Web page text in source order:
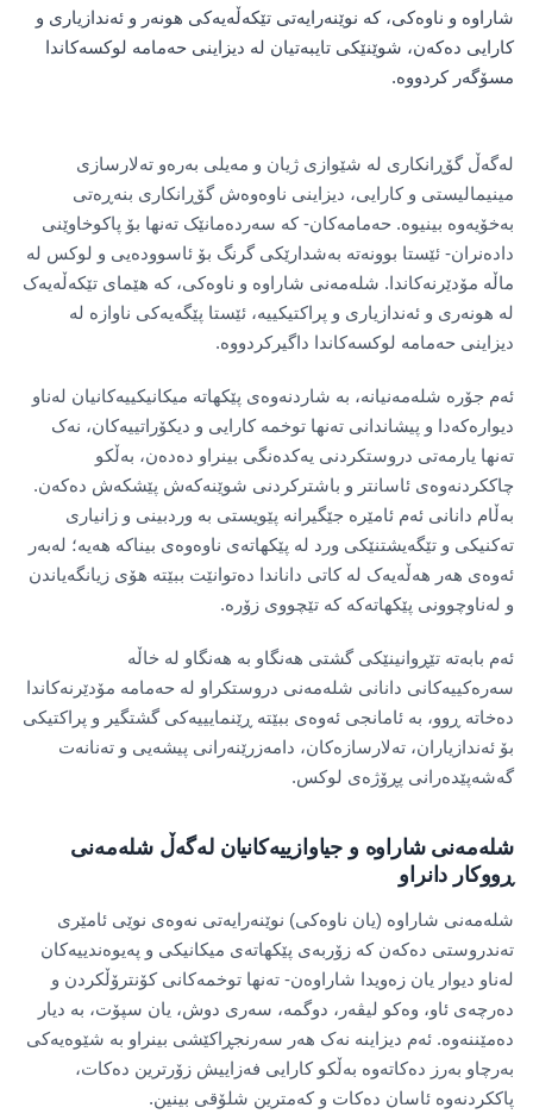
شاراوە و ناوەکی، کە نوێنەرایەتی تێکەڵەیەکی هونەر و ئەندازیاری و
کارایی دەکەن، شوێنێکی تایبەتیان لە دیزاینی حەمامە لوکسەکاندا
مسۆگەر کردووە.
لەگەڵ گۆڕانکاری لە شێوازی ژیان و مەیلی بەرەو تەلارسازی
مینیمالیستی و کارایی، دیزاینی ناوەوەش گۆڕانکاری بنەڕەتی
بەخۆیەوە بینیوە. حەمامەکان- کە سەردەمانێک تەنها بۆ پاکوخاوێنی
دادەنران- ئێستا بوونەتە بەشدارێکی گرنگ بۆ ئاسوودەیی و لوکس لە
ماڵە مۆدێرنەکاندا. شلەمەنی شاراوە و ناوەکی، کە هێمای تێکەڵەیەک
لە هونەری و ئەندازیاری و پراکتیکییە، ئێستا پێگەیەکی ناوازە لە
دیزاینی حەمامە لوکسەکاندا داگیرکردووە.
ئەم جۆرە شلەمەنیانە، بە شاردنەوەی پێکهاتە میکانیکییەکانیان لەناو
دیوارەکەدا و پیشاندانی تەنها توخمە کارایی و دیکۆراتییەکان، نەک
تەنها یارمەتی دروستکردنی یەکدەنگی بینراو دەدەن، بەڵکو
چاککردنەوەی ئاسانتر و باشترکردنی شوێنەکەش پێشکەش دەکەن.
بەڵام دانانی ئەم ئامێرە جێگیرانە پێویستی بە وردبینی و زانیاری
تەکنیکی و تێگەیشتنێکی ورد لە پێکهاتەی ناوەوەی بیناکە هەیە؛ لەبەر
ئەوەی هەر هەڵەیەک لە کاتی داناندا دەتوانێت ببێتە هۆی زیانگەیاندن
و لەناوچوونی پێکهاتەکە کە تێچووی زۆرە.
ئەم بابەتە تێڕوانینێکی گشتی هەنگاو بە هەنگاو لە خاڵە
سەرەکییەکانی دانانی شلەمەنی دروستکراو لە حەمامە مۆدێرنەکاندا
دەخاتە ڕوو، بە ئامانجی ئەوەی ببێتە ڕێنمایییەکی گشتگیر و پراکتیکی
بۆ ئەندازیاران، تەلارسازەکان، دامەزرێنەرانی پیشەیی و تەنانەت
گەشەپێدەرانی پڕۆژەی لوکس.
شلەمەنی شاراوە و جیاوازییەکانیان لەگەڵ شلەمەنی
ڕووکار دانراو
شلەمەنی شاراوە (یان ناوەکی) نوێنەرایەتی نەوەی نوێی ئامێری
تەندروستی دەکەن کە زۆربەی پێکهاتەی میکانیکی و پەیوەندییەکان
لەناو دیوار یان زەویدا شاراوەن- تەنها توخمەکانی کۆنترۆڵکردن و
دەرچەی ئاو، وەکو لیڤەر، دوگمە، سەری دوش، یان سپۆت، بە دیار
دەمێننەوە. ئەم دیزاینە نەک هەر سەرنجڕاکێشی بینراو بە شێوەیەکی
بەرچاو بەرز دەکاتەوە بەڵکو کارایی فەزاییش زۆرترین دەکات،
پاککردنەوە ئاسان دەکات و کەمترین شلۆقی بینین.